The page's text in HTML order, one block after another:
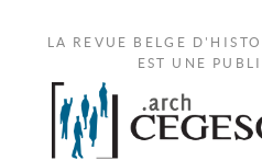
LA REVUE BELGE
EST UNE